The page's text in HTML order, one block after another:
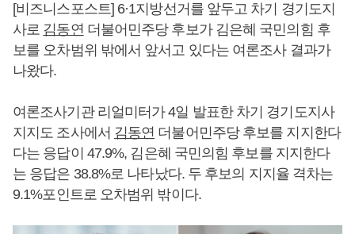
[비즈니스포스트] 6·1지방선거를 앞두고 차기 경기도지
사로 김동연 더불어민주당 후보가 김은혜 국민의힘 후
보를 오차범위 밖에서 앞서고 있다는 여론조사 결과가
나왔다.
여론조사기관 리얼미터가 4일 발표한 차기 경기도지사
지지도 조사에서 김동연 더불어민주당 후보를 지지한다
다는 응답이 47.9%, 김은혜 국민의힘 후보를 지지한다
는 응답은 38.8%로 나타났다. 두 후보의 지지율 격차는
9.1%포인트로 오차범위 밖이다.